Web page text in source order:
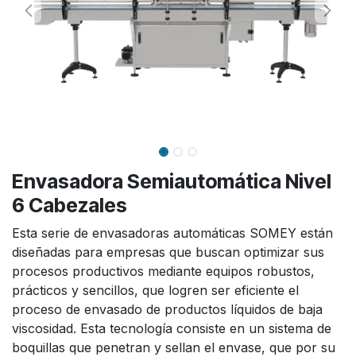
Envasadora Semiautomática Nivel
6 Cabezales
Esta serie de envasadoras automáticas SOMEY están
diseñadas para empresas que buscan optimizar sus
procesos productivos mediante equipos robustos,
prácticos y sencillos, que logren ser eficiente el
proceso de envasado de productos líquidos de baja
viscosidad. Esta tecnología consiste en un sistema de
boquillas que penetran y sellan el envase, que por su